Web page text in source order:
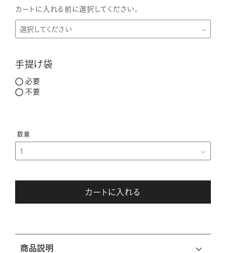
カートに入れる前に選択してください。
手提げ袋
必要
不要
カートに入れる
商品説明